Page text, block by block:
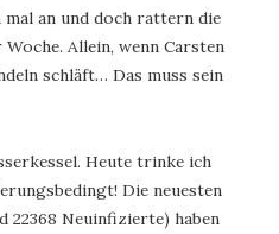
an und doch rattern die
Allein, wenn Carsten
schläft… Das muss sein
Heute trinke ich
Die neuesten
22368 Neuinfizierte) haben